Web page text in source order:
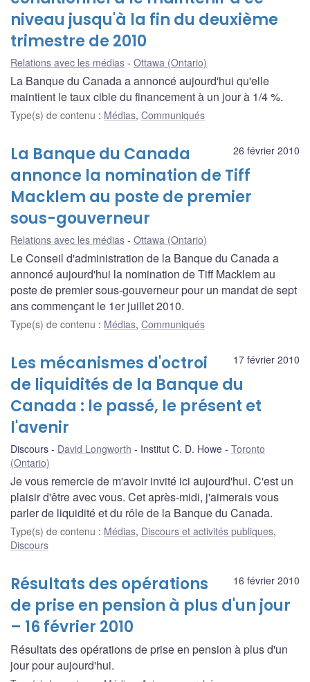
niveau jusqu'à la fin du deuxième
trimestre de 2010
Relations avec les médias Ottawa (Ontario)
La Banque du Canada a annoncé aujourd'hui qu'elle
maintient le taux cible du financement à un jour à 1/4 %.
Type(s) de contenu : Médias, Communiqués
26 février 2010
La Banque du Canada
annonce la nomination de Tiff
Macklem au poste de premier
sous-gouverneur
Relations avec les médias Ottawa (Ontario)
Le Conseil d'administration de la Banque du Canada a
annoncé aujourd'hui la nomination de Tiff Macklem au
poste de premier sous-gouverneur pour un mandat de sept
ans commençant le 1er juillet 2010.
Type(s) de contenu : Médias, Communiqués
17 février 2010
Les mécanismes d'octroi
de liquidités de la Banque du
Canada : le passé, le présent et
l'avenir
Discours David Longworth Institut C. D. Howe
Toronto
(Ontario)
Je vous remercie de m'avoir invité ici aujourd'hui. C'est un
plaisir d'être avec vous. Cet après-midi, j'aimerais vous
parler de liquidité et du rôle de la Banque du Canada.
Type(s) de contenu : Médias, Discours et activités publiques,
Discours
16 février 2010
Résultats des opérations
de prise en pension à plus d'un jour
– 16 février 2010
Résultats des opérations de prise en pension à plus d'un
jour pour aujourd'hui.